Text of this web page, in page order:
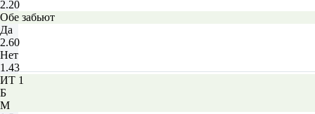
2.20
Обе забьют
Да
2.60
Нет
1.43
ИТ 1
Б
М